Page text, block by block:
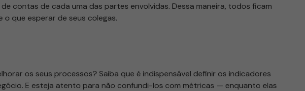
contas de cada uma das partes envolvidas. Dessa maneira, todos ficam
que esperar de seus colegas.
os seus processos? Saiba que é indispensável definir os indicadores
E esteja atento para não confundi-los com métricas — enquanto elas